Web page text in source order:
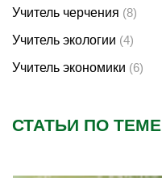
Учитель черчения (8)
Учитель экологии (4)
Учитель экономики (6)
СТАТЬИ ПО ТЕМЕ